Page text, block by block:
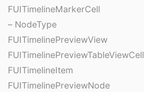
FUITimelineMarkerCell
– NodeType
FUITimelinePreviewView
FUITimelinePreviewTableViewCell
FUITimelineItem
FUITimelinePreviewNode